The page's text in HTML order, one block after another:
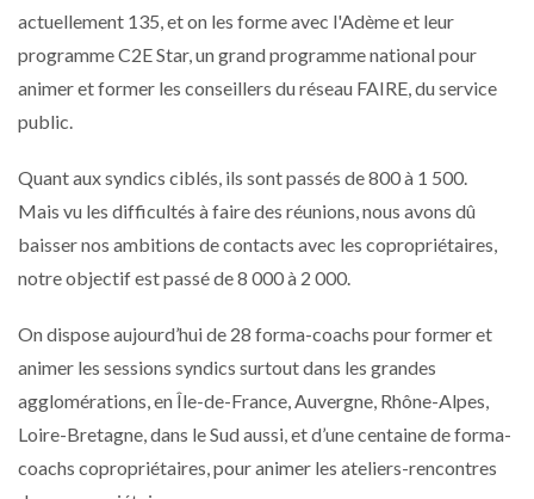
actuellement 135, et on les forme avec l'Adème et leur
programme C2E Star, un grand programme national pour
animer et former les conseillers du réseau FAIRE, du service
public.
Quant aux syndics ciblés, ils sont passés de 800 à 1 500.
Mais vu les difficultés à faire des réunions, nous avons dû
baisser nos ambitions de contacts avec les copropriétaires,
notre objectif est passé de 8 000 à 2 000.
On dispose aujourd’hui de 28 forma-coachs pour former et
animer les sessions syndics surtout dans les grandes
agglomérations, en Île-de-France, Auvergne, Rhône-Alpes,
Loire-Bretagne, dans le Sud aussi, et d’une centaine de forma-
coachs copropriétaires, pour animer les ateliers-rencontres